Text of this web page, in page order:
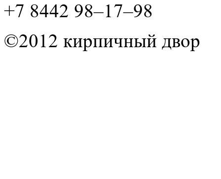
+7 8442 98–17–98
©2012 кирпичный двор